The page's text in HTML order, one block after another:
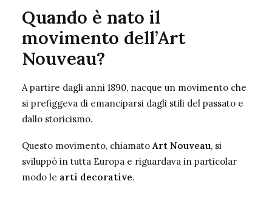
Quando è nato il
movimento dell’Art
Nouveau?
A partire dagli anni 1890, nacque un movimento che
si prefiggeva di emanciparsi dagli stili del passato e
dallo storicismo.
Questo movimento, chiamato Art Nouveau, si
sviluppò in tutta Europa e riguardava in particolar
modo le arti decorative.